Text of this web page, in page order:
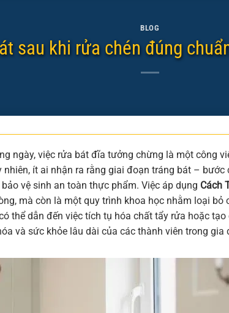
BLOG
sau khi rửa chén đúng
ngày, việc rửa bát đĩa tưởng chừng là một công
nhiên, ít ai nhận ra rằng giai đoạn tráng bát –
vệ sinh an toàn thực phẩm. Việc áp dụng Cách
mà còn là một quy trình khoa học nhằm loại
thể dẫn đến việc tích tụ hóa chất tẩy rửa hoặc
và sức khỏe lâu dài của các thành viên trong gia